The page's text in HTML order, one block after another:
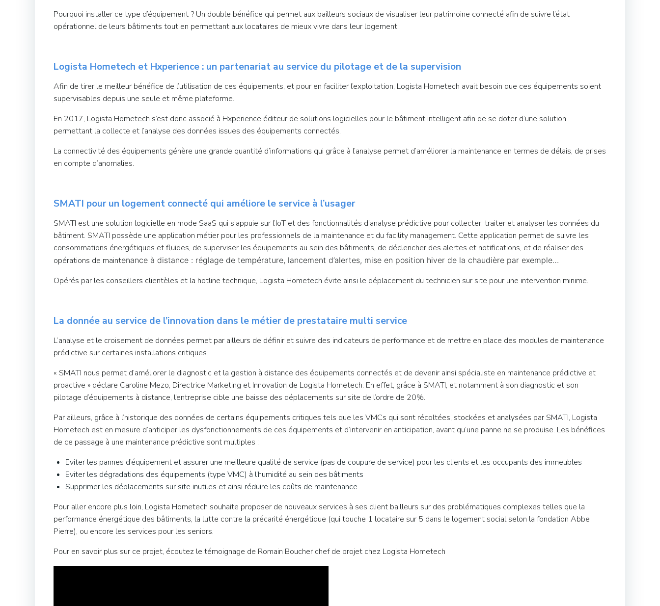
Pourquoi installer ce type d’équipement ? Un double bénéfice qui permet aux bailleurs sociaux de visualiser leur patrimoine connecté afin de suivre l’état
opérationnel de leurs bâtiments tout en permettant aux locataires de mieux vivre dans leur logement.
Logista Hometech et Hxperience : un partenariat au service du pilotage et de la supervision
Afin de tirer le meilleur bénéfice de l’utilisation de ces équipements, et pour en faciliter l’exploitation, Logista Hometech avait besoin que ces équipements soient
supervisables depuis une seule et même plateforme.
En 2017, Logista Hometech s’est donc associé à Hxperience éditeur de solutions logicielles pour le bâtiment intelligent afin de se doter d’une solution
permettant la collecte et l’analyse des données issues des équipements connectés.
La connectivité des équipements génère une grande quantité d’informations qui grâce à l’analyse permet d’améliorer la maintenance en termes de délais, de prises
en compte d’anomalies.
SMATI pour un logement connecté qui améliore le service à l’usager
SMATI est une solution logicielle en mode SaaS qui s’appuie sur l’IoT et des fonctionnalités d’analyse prédictive pour collecter, traiter et analyser les données du
bâtiment. SMATI possède une application métier pour les professionnels de la maintenance et du facility management. Cette application permet de suivre les
consommations énergétiques et fluides, de superviser les équipements au sein des bâtiments, de déclencher des alertes et notifications, et de réaliser des
opérations de maintenance à distance : réglage de température, lancement d’alertes, mise en position hiver de la chaudière par exemple…
Opérés par les conseillers clientèles et la hotline technique, Logista Hometech évite ainsi le déplacement du technicien sur site pour une intervention minime.
La donnée au service de l’innovation dans le métier de prestataire multi service
L’analyse et le croisement de données permet par ailleurs de définir et suivre des indicateurs de performance et de mettre en place des modules de maintenance
prédictive sur certaines installations critiques.
« SMATI nous permet d’améliorer le diagnostic et la gestion à distance des équipements connectés et de devenir ainsi spécialiste en maintenance prédictive et
proactive » déclare Caroline Mezo, Directrice Marketing et Innovation de Logista Hometech. En effet, grâce à SMATI, et notamment à son diagnostic et son
pilotage d’équipements à distance, l’entreprise cible une baisse des déplacements sur site de l’ordre de 20%.
Par ailleurs, grâce à l’historique des données de certains équipements critiques tels que les VMCs qui sont récoltées, stockées et analysées par SMATI, Logista
Hometech est en mesure d’anticiper les dysfonctionnements de ces équipements et d’intervenir en anticipation, avant qu’une panne ne se produise. Les bénéfices
de ce passage à une maintenance prédictive sont multiples :
Eviter les pannes d’équipement et assurer une meilleure qualité de service (pas de coupure de service) pour les clients et les occupants des immeubles
Eviter les dégradations des équipements (type VMC) à l’humidité au sein des bâtiments
Supprimer les déplacements sur site inutiles et ainsi réduire les coûts de maintenance
Pour aller encore plus loin, Logista Hometech souhaite proposer de nouveaux services à ses client bailleurs sur des problématiques complexes telles que la
performance énergétique des bâtiments, la lutte contre la précarité énergétique (qui touche 1 locataire sur 5 dans le logement social selon la fondation Abbe
Pierre), ou encore les services pour les seniors.
Pour en savoir plus sur ce projet, écoutez le témoignage de Romain Boucher chef de projet chez Logista Hometech